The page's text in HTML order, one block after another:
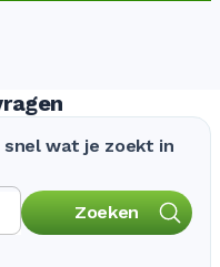
wat je zoekt in
Zoeken